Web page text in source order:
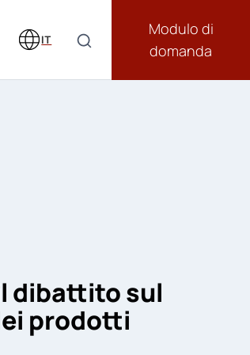
IT
Modulo di
domanda
dibattito sul
prodotti